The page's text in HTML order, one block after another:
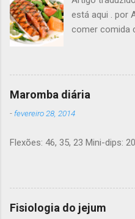
está aqui . por
comer comida
"bom demais
carb, high fat -
gordura) é um
suporte com
nem
senso. E toda
grátis.
você come
Maromba diária
- fevereiro 28, 2014
Flexões: 46, 35, 23 Mini-dips:
Fisiologia do jejum